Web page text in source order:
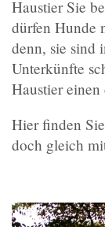
Haustier Sie
dürfen Hunde
denn, sie sind
Unterkünfte
Haustier
Hier finden Sie
doch gleich